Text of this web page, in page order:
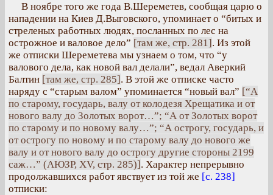
В ноябре того же года В.Шереметев, сообщая царю о
нападении на Киев Д.Выговского, упоминает о “битых и
стреленых работных людях, посланных по лес на
острожное и валовое дело” [там же, стр. 281]. Из этой
же отписки Шереметева мы узнаем о том, что “у
валового дела, как новой вал делали”, ведал Аверкий
Балтин [там же, стр. 285]. В этой же отписке часто
наряду с “старым валом” упоминается “новый вал” [“А
по старому, государь, валу от колодезя Хрещатика и от
нового валу до Золотых ворот…”; “А от Золотых ворот
по старому и по новому валу…”; “А острогу, государь, и
от острогу по новому и по старому валу до нового же
валу и от нового валу до острогу другие стороны 2199
саж…” (АЮЗР, XV, стр. 285)]. Характер непрерывно
продолжавшихся работ явствует из той же [с. 238]
отписки: